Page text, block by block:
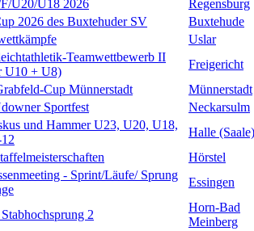
U20/U18 2026
Regensburg
2026 des Buxtehuder SV
Buxtehude
Uslar
Teamwettbewerb II
U10 + U8)
Freigericht
Cup Münnerstadt
Münnerstadt
Sportfest
Neckarsulm
und Hammer U23, U20, U18,
Halle (Saale)
Hörstel
- Sprint/Läufe/ Sprung
Essingen
2
Horn-Bad
Meinberg